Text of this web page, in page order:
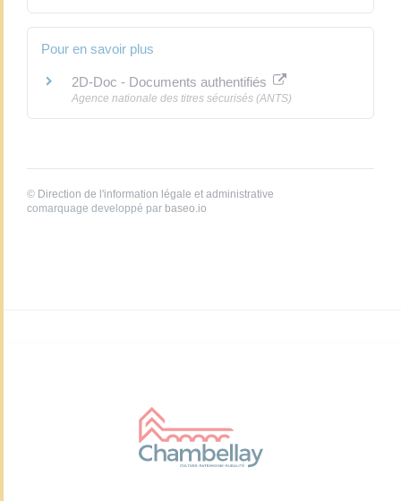
Pour en savoir plus
2D-Doc - Documents authentifiés
Agence nationale des titres sécurisés (ANTS)
© Direction de l'information légale et administrative
comarquage developpé par baseo.io